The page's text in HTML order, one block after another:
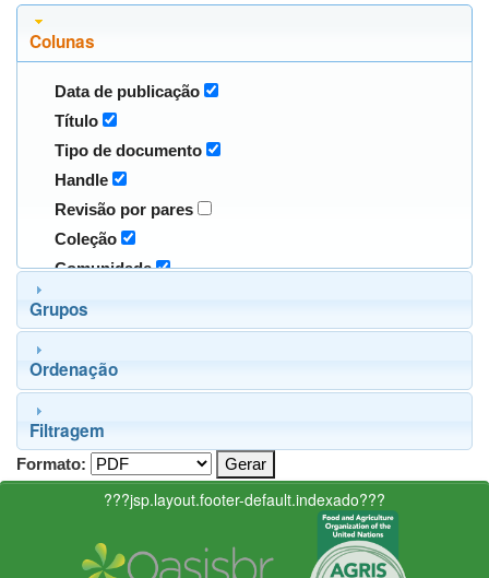
Colunas
Data de publicação
Título
Tipo de documento
Handle
Revisão por pares
Coleção
Comunidade
Grupos
Ordenação
Filtragem
Formato:
???jsp.layout.footer-default.indexado???